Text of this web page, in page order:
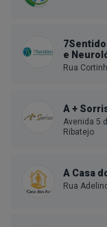
e
Rua
A +
Avenida 5
Ribatejo
A Casa
Rua